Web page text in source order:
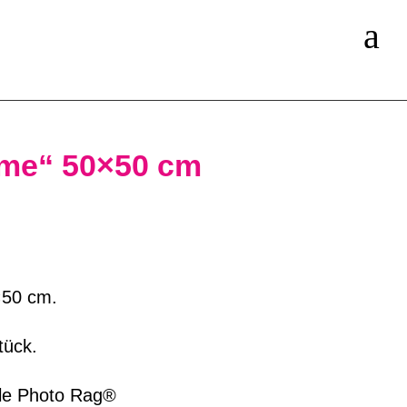
a
50×50 cm
cm.
Photo Rag®